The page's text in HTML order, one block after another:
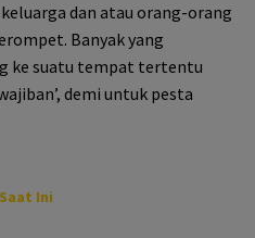
dan atau orang-orang
Banyak yang
ke suatu tempat tertentu
demi untuk pesta
Ini